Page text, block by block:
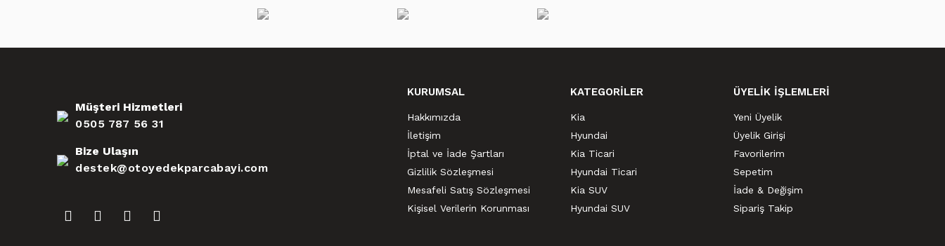
Müşteri Hizmetleri
0505 787 56 31
Bize Ulaşın
destek@otoyedekparcabayi.com
KURUMSAL
Hakkımızda
İletişim
İptal ve İade Şartları
Gizlilik Sözleşmesi
Mesafeli Satış Sözleşmesi
Kişisel Verilerin Korunması
KATEGORİLER
Kia
Hyundai
Kia Ticari
Hyundai Ticari
Kia SUV
Hyundai SUV
ÜYELİK İŞLEMLERİ
Yeni Üyelik
Üyelik Girişi
Favorilerim
Sepetim
İade & Değişim
Sipariş Takip